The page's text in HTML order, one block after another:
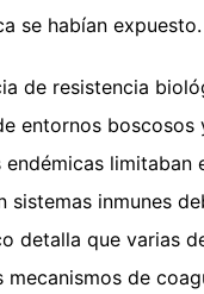
se habían expuesto.
de resistencia
entornos boscosos
endémicas limitaban
sistemas inmunes
detalla que varias
de